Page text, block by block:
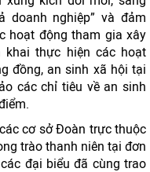
doanh nghiệp” và đảm
hoạt động tham gia xây
khai thực hiện các hoạt
đồng, an sinh xã hội tại
các chỉ tiêu về an sinh
cơ sở Đoàn trực thuộc
trào thanh niên tại đơn
đại biểu đã cùng trao